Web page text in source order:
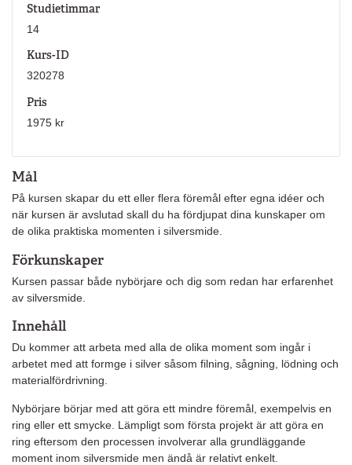
Mål
På kursen skapar du ett eller flera föremål efter egna idéer och
när kursen är avslutad skall du ha fördjupat dina kunskaper om
de olika praktiska momenten i silversmide.
Förkunskaper
Kursen passar både nybörjare och dig som redan har erfarenhet
av silversmide.
Innehåll
Du kommer att arbeta med alla de olika moment som ingår i
arbetet med att formge i silver såsom filning, sågning, lödning och
materialfördrivning.
Nybörjare börjar med att göra ett mindre föremål, exempelvis en
ring eller ett smycke. Lämpligt som första projekt är att göra en
ring eftersom den processen involverar alla grundläggande
moment inom silversmide men ändå är relativt enkelt.
Studietimmar
14
Kurs-ID
320278
Pris
1975 kr